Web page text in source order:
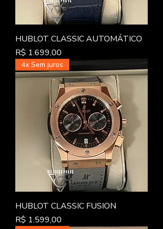
HUBLOT CLASSIC AUTOMÁTICO
Preço
R$ 1.699,00
4x Sem juros
HUBLOT CLASSIC FUSION
Preço
R$ 1.599,00